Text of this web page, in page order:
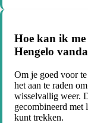
Hoe kan ik me
Hengelo
Om je goed voor
het aan te raden
wisselvallig weer.
gecombineerd met
kunt trekken.